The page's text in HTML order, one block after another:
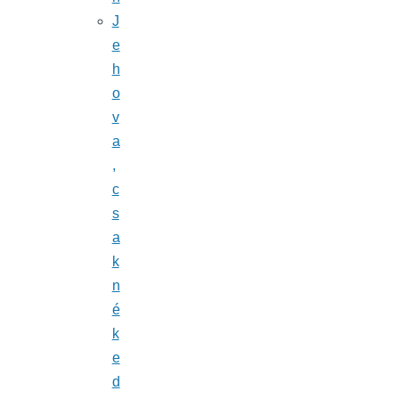
J
e
h
o
v
a
,
c
s
a
k
n
é
k
e
d